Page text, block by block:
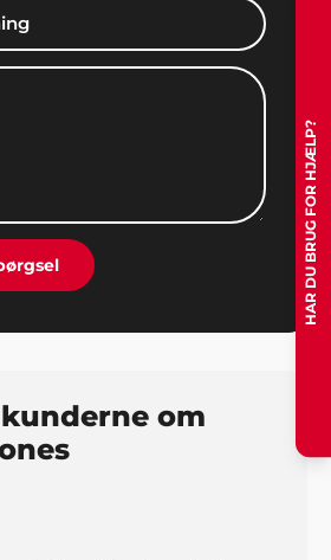
om
HAR DU BRUG FOR HJÆLP?